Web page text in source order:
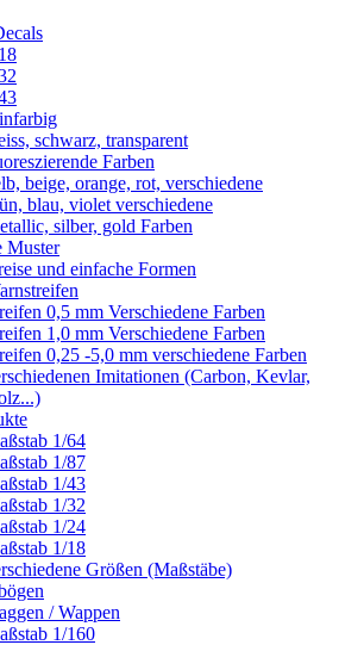
schwarz, transparent
Farben
beige, orange, rot, verschiedene
blau, violet verschiedene
silber, gold Farben
Muster
und einfache Formen
0,5 mm Verschiedene Farben
1,0 mm Verschiedene Farben
0,25 -5,0 mm verschiedene Farben
Imitationen (Carbon, Kevlar,
1/64
1/87
1/43
1/32
1/24
1/18
Größen (Maßstäbe)
/ Wappen
1/160